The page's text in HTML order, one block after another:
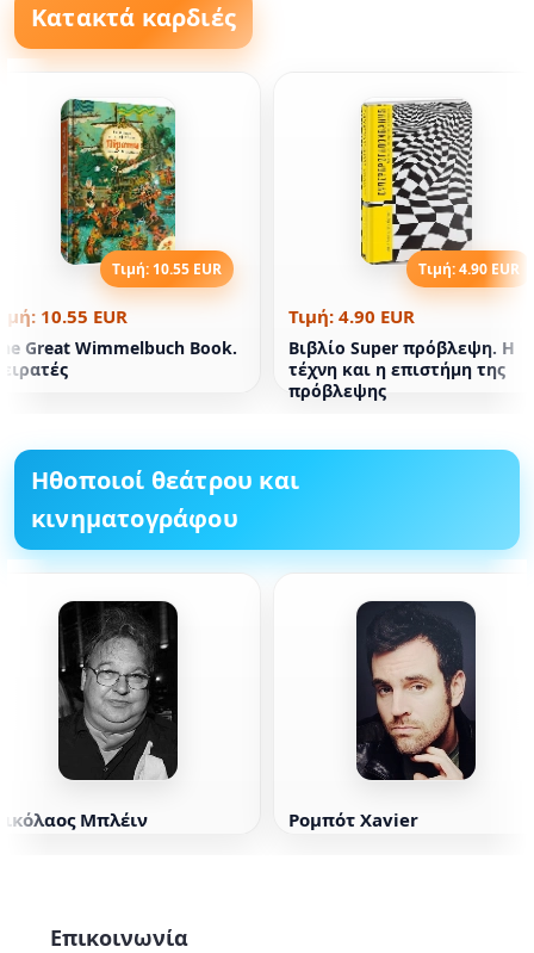
Κατακτά καρδιές
Τιμή: 10.55 EUR
10.55 EUR
Great Wimmelbuch Book.
Τιμή: 4.90 EUR
Τιμή: 4.90 EUR
Βιβλίο Super πρόβλεψη. Η
τέχνη και η επιστήμη της
πρόβλεψης
Ηθοποιοί θεάτρου και
κινηματογράφου
Μπλέιν Ρομπότ Xavier
Επικοινωνία